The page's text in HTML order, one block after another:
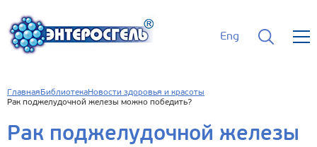
Eng
Главная БиблиотекаНовости здоровья и красоты
Рак поджелудочной железы можно победить?
Рак поджелудочной железы